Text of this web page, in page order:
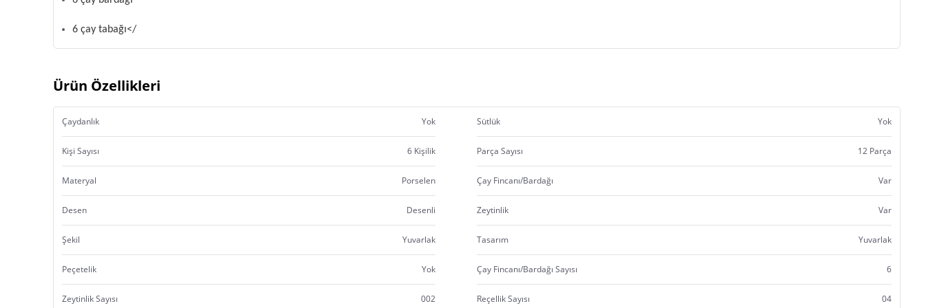
6 çay tabağı</
Ürün Özellikleri
Çaydanlık Yok Sütlük Yok
Kişi Sayısı 6 Kişilik Parça Sayısı 12 Parça
Materyal Porselen Çay Fincanı/Bardağı Var
Desen Desenli Zeytinlik Var
Şekil Yuvarlak Tasarım Yuvarlak
Peçetelik Yok Çay Fincanı/Bardağı Sayısı 6
Zeytinlik Sayısı 002 Reçellik Sayısı 04